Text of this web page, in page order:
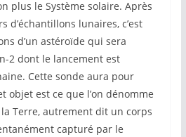
plus le Système solaire. Après
d’échantillons lunaires, c’est
d’un astéroïde qui sera
2 dont le lancement est
Cette sonde aura pour
objet est ce que l’on dénomme
Terre, autrement dit un corps
capturé par le